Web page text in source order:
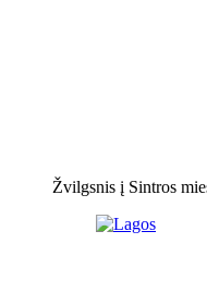
Žvilgsnis į Sintros